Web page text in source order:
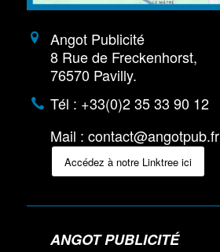
Angot Publicité
8 Rue de Freckenhorst,
76570 Pavilly.
Tél : +33(0)2 35 33 90 12
Mail : contact@angotpub.fr
Accédez à notre Linktree ici
ANGOT PUBLICITÉ